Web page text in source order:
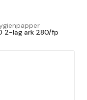
2-lag ark 280/fp